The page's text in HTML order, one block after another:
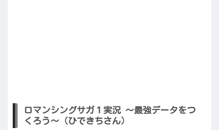
ロマンシングサガ１実況 ～最強データをつ
くろう～（ひできちさん）